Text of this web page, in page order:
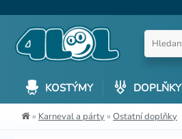
KOSTÝMY DOPLŇKY
» Karneval a párty » Ostatní doplňky